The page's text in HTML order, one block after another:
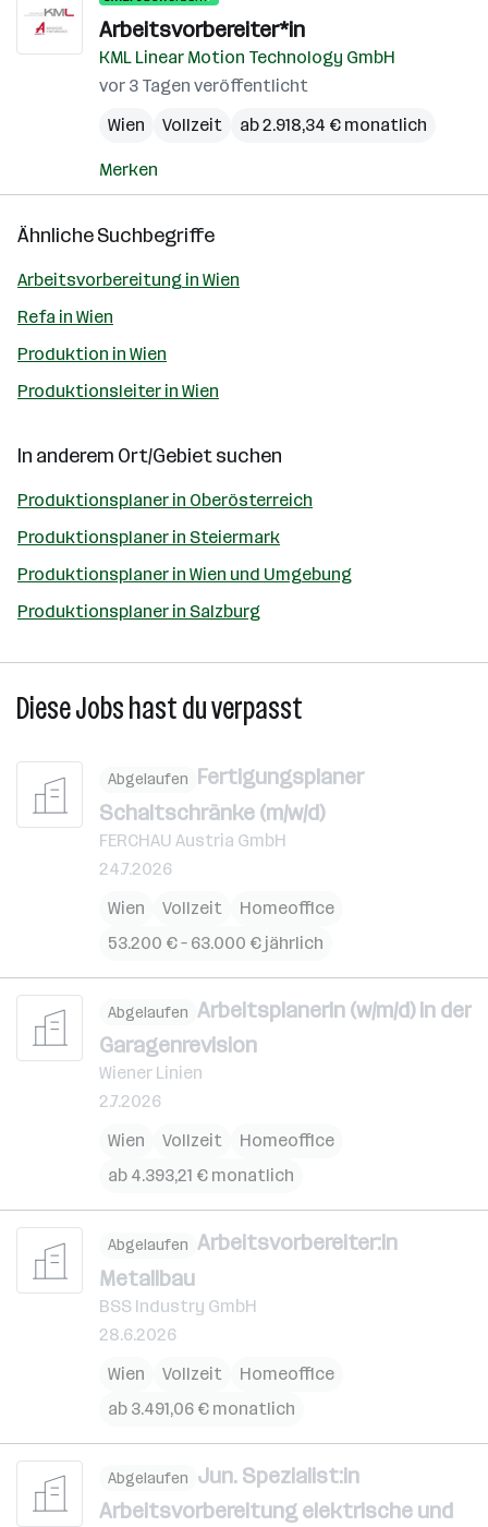
Arbeitsvorbereiter*in
KML Linear Motion Technology GmbH
vor 3 Tagen veröffentlicht
Wien
Vollzeit ab 2.918,34 € monatlich
Merken
Ähnliche Suchbegriffe
Arbeitsvorbereitung in Wien
Refa in Wien
Produktion in Wien
Produktionsleiter in Wien
In anderem Ort/Gebiet suchen
Produktionsplaner in Oberösterreich
Produktionsplaner in Steiermark
Produktionsplaner in Wien und Umgebung
Produktionsplaner in Salzburg
Diese Jobs hast du verpasst
Abgelaufen Fertigungsplaner
Schaltschränke (m/w/d)
FERCHAU Austria GmbH
24.7.2026
Wien
Vollzeit
Homeoffice
53.200 € – 63.000 € jährlich
Abgelaufen Arbeitsplanerin (w/m/d) in der
Garagenrevision
Wiener Linien
2.7.2026
Wien
Vollzeit
Homeoffice
ab 4.393,21 € monatlich
Abgelaufen Arbeitsvorbereiter:in
Metallbau
BSS Industry GmbH
28.6.2026
Wien
Vollzeit
Homeoffice
ab 3.491,06 € monatlich
Abgelaufen Jun. Spezialist:in
Arbeitsvorbereitung elektrische und